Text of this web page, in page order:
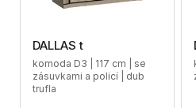
DALLAS t
komoda D3 | 117 cm | se
zásuvkami a policí | dub
trufla